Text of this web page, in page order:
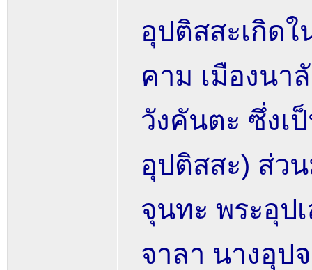
อุปติสสะเกิด
คาม เมืองนา
วังคันตะ ซึ่งเ
อุปติสสะ) ส่ว
จุนทะ พระอุป
จาลา นางอุป